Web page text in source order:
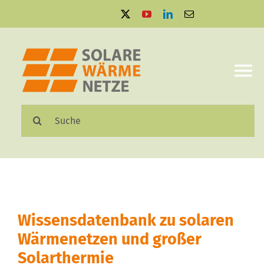
springen
Solare Wärmenetze
Mediathek
nach:
Wissensdatenbank zu solaren
Wärmenetzen und großer
Solarthermie